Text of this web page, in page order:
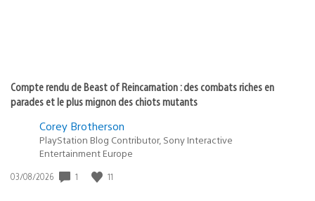
Compte rendu de Beast of Reincarnation : des combats riches en
parades et le plus mignon des chiots mutants
Corey Brotherson
PlayStation Blog Contributor, Sony Interactive
Entertainment Europe
Date
03/08/2026 1 11